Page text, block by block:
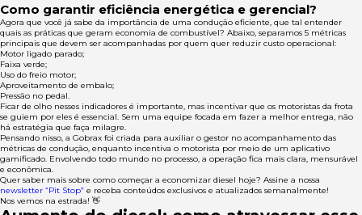
Como garantir eficiência energética e gerencial?
Agora que você já sabe da importância de uma condução eficiente, que tal entender
quais as práticas que geram economia de combustível? Abaixo, separamos 5 métricas
principais que devem ser acompanhadas por quem quer reduzir custo operacional:
Motor ligado parado;
Faixa verde;
Uso do freio motor;
Aproveitamento de embalo;
Pressão no pedal.
Ficar de olho nesses indicadores é importante, mas incentivar que os motoristas da frota
se guiem por eles é essencial. Sem uma equipe focada em fazer a melhor entrega, não
há estratégia que faça milagre.
Pensando nisso, a Gobrax foi criada para auxiliar o gestor no acompanhamento das
métricas de condução, enquanto incentiva o motorista por meio de um aplicativo
gamificado. Envolvendo todo mundo no processo, a operação fica mais clara, mensurável
e econômica.
Quer saber mais sobre como começar a economizar diesel hoje? Assine a nossa
newsletter “Pit Stop” e receba conteúdos exclusivos e atualizados semanalmente!
Nos vemos na estrada! 👋